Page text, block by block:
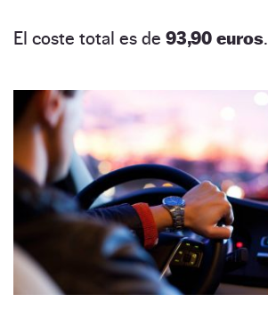
El coste total es de 93,90 euros.